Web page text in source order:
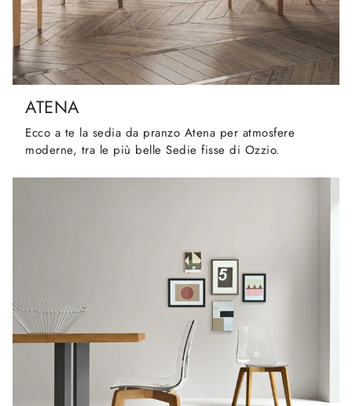
ATENA
Ecco a te la sedia da pranzo Atena per atmosfere
moderne, tra le più belle Sedie fisse di Ozzio.